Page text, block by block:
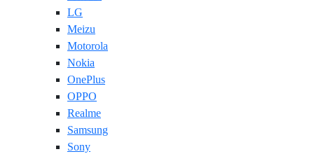
LG
Meizu
Motorola
Nokia
OnePlus
OPPO
Realme
Samsung
Sony